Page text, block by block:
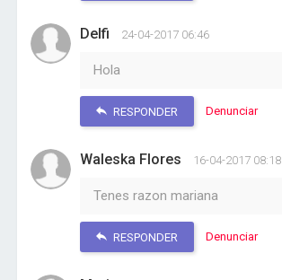
Delfi 24-04-2017 06:46
Hola
RESPONDER Denunciar
Waleska Flores 16-04-2017 08:18
Tenes razon mariana
RESPONDER Denunciar